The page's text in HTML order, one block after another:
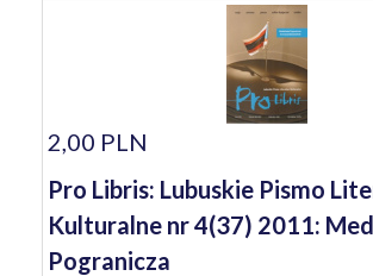
2,00 PLN
Pro Libris: Lubuskie Pismo
Kulturalne nr 4(37) 2011:
Pogranicza